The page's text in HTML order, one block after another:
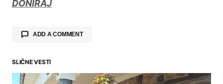
DONIRAJ
ADD A COMMENT
Your email address will not be published.
SLIČNE VESTI